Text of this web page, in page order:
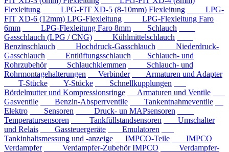
Flexleitung
LPG-FIT XD-5 (8-10mm) Flexleitung
LPG-
FIT XD-6 (12mm) LPG-Flexleitung
LPG-Flexleitung Faro
6mm
LPG-Flexleitung Faro 8mm
Schlauch
Gasschlauch (LPG / CNG)
Kühlmittelschlauch
Benzinschlauch
Hochdruck-Gasschlauch
Niederdruck-
Gasschlauch
Entlüftungsschlauch
Schlauch- und
Rohrzubehör
Schlauchklemmen
Schlauch- und
Rohrmontagehalterungen
Verbinder
Armaturen und Adapter
T-Stücke
Y-Stücke
Schnellkupplungen
Bördelmutter und Kompressionsringe
Armaturen und Ventile
Gasventile
Benzin-Absperrventile
Tankentnahmeventile
Elektro
Sensoren
Druck- un MAPsensoren
Temperatursensoren
Tankfüllstandsensoren
Umschalter
und Relais
Gassteuergeräte
Emulatoren
Tankinhaltsmessung und -anzeige
IMPCO-Teile
IMPCO
Verdampfer
Verdampfer-Zubehör IMPCO
Verdampfer-